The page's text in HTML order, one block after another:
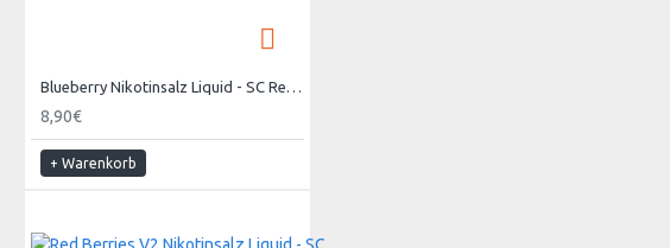
Blueberry Nikotinsalz Liquid - SC Red Line
8,90€
+ Warenkorb